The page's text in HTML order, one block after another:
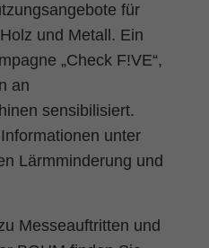
für
und Metall. Ein
„Check F!VE“,
an
sensibilisiert.
unter
Lärmminderung und
Messeauftritten und